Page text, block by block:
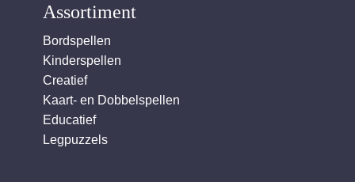
Assortiment
Bordspellen
Kinderspellen
Creatief
Kaart- en Dobbelspellen
Educatief
Legpuzzels